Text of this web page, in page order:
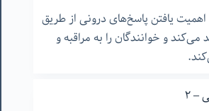
یافتن پاسخ‌های درونی از طریق
و خوانندگان را به مراقبه و
٢